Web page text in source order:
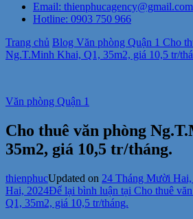
Email: thienphucagency@gmail.com
Hotline: 0903 750 966
Trang chủ Blog Văn phòng Quận 1 Cho
Ng.T.Minh Khai, Q1, 35m2, giá 10,5 tr/
Văn phòng Quận 1
Cho thuê văn phòng
35m2, giá 10,5 tr/tháng.
thienphucUpdated on 24 Tháng Mười
Hai, 2024Để lại bình luận tại Cho thuê
Q1, 35m2, giá 10,5 tr/tháng.